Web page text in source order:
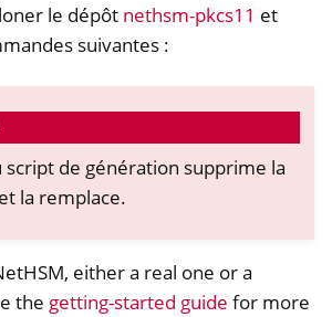
le dépôt nethsm-pkcs11 et
suivantes :
script de génération supprime la
et la remplace.
either a real one or a
the getting-started guide for more